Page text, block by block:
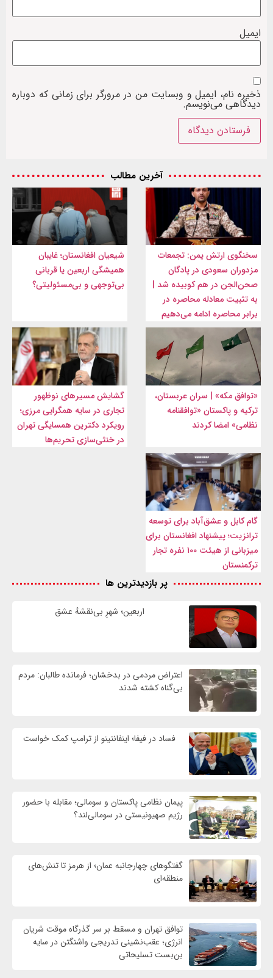
ایمیل
ذخیره نام، ایمیل و وبسایت من در مرورگر برای زمانی که دوباره
دیدگاهی می‌نویسم.
آخرین مطالب
سخنگوی ارتش یمن: تجمعات
مزدوران سعودی در پادگان
صحن‌الجن در هم کوبیده شد |
به تثبیت معادله محاصره در
برابر محاصره ادامه می‌دهیم
شیعیان افغانستان؛ غایبان
همیشگی اربعین یا قربانی
بی‌توجهی و بی‌مسئولیتی؟
«توافق مکه» | سران عربستان،
ترکیه و پاکستان «توافقنامه
نظامی» امضا کردند
گشایش مسیرهای نوظهور
تجاری در سایه همگرایی مرزی؛
رویکرد دکترین همسایگی تهران
در خنثی‌سازی تحریم‌ها
گام کابل و عشق‌آباد برای توسعه
ترانزیت؛ پیشنهاد افغانستان برای
میزبانی از هیئت ۱۰۰ نفره تجار
ترکمنستان
پر بازدیدترین ها
اربعین؛ شهرِ بی‌نقشهٔ عشق
اعتراض مردمی در بدخشان؛ فرمانده طالبان: مردم
بی‌گناه کشته شدند
فساد در فیفا؛ اینفانتینو از ترامپ کمک خواست
پیمان نظامی پاکستان و سومالی؛ مقابله با حضور
رژيم صهیونیستی در سومالی‌لند؟
گفتگوهای چهارجانبه عمان؛ از هرمز تا تنش‌های
منطقه‌ای
توافق تهران و مسقط بر سر گذرگاه موقت شریان
انرژی؛ عقب‌نشینی تدریجی واشنگتن در سایه
بن‌بست تسلیحاتی